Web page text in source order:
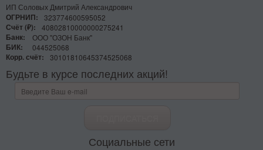
ИП Соловых Дмитрий Александрович
ОГРНИП:
323774600595052
Счёт (₽):
40802810000000275241
Банк:
ООО "ОЗОН Банк"
БИК:
044525068
Корр. счёт:
30101810645374525068
Будьте в курсе последних акций!
Социальные сети